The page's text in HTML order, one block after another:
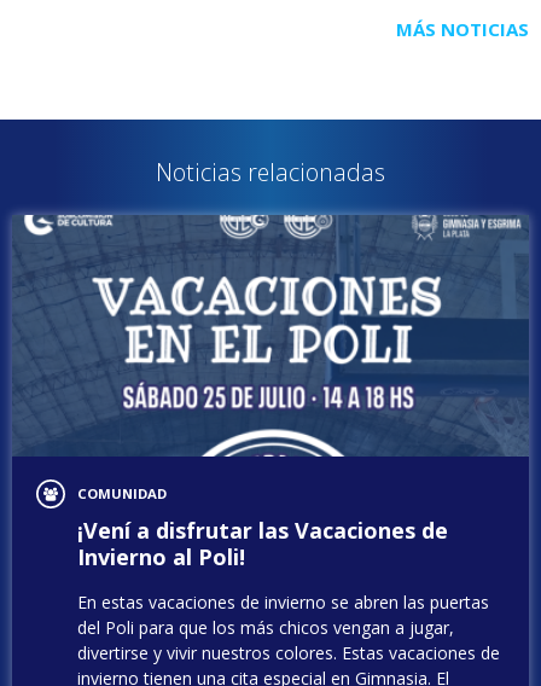
MÁS NOTICIAS
Noticias relacionadas
COMUNIDAD
¡Vení a disfrutar las Vacaciones de
Invierno al Poli!
En estas vacaciones de invierno se abren las puertas
del Poli para que los más chicos vengan a jugar,
divertirse y vivir nuestros colores. Estas vacaciones de
invierno tienen una cita especial en Gimnasia. El